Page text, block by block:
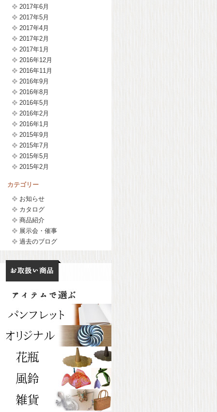
2017年6月
2017年5月
2017年4月
2017年2月
2017年1月
2016年12月
2016年11月
2016年9月
2016年8月
2016年5月
2016年2月
2016年1月
2015年9月
2015年7月
2015年5月
2015年2月
カテゴリー
お知らせ
カタログ
商品紹介
展示会・催事
過去のブログ